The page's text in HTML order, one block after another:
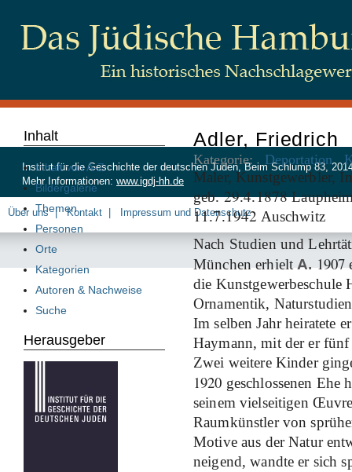
Adler, Friedrich
Kategorie: Deportation
Maler, Kunstgewerbler,
geb.29.4.1878
11.7.1942 Auschwitz
Nach Studien und
München erhieltA.1907
die Kunstgewerbeschule
Ornamentik,
Im selben Jahr heiratete
Haymann, mit der er
Zwei weitere Kinder
1920 geschlossenen Ehe
seinem vielseitigen
Raumkünstler von
Motive aus der Natur
neigend, wandte er sich
Inhalt
Inhalt von A-Z
Bildergalerie
Themen
Personen
Orte
Kategorien
Autoren & Nachweise
Suche
Herausgeber
Institut für die Geschichte der deutschen Juden, Beim Schlump 83,
Mehr Informationen: www.igdj-hh.de
Über uns Kontakt Impressum und Datenschutz